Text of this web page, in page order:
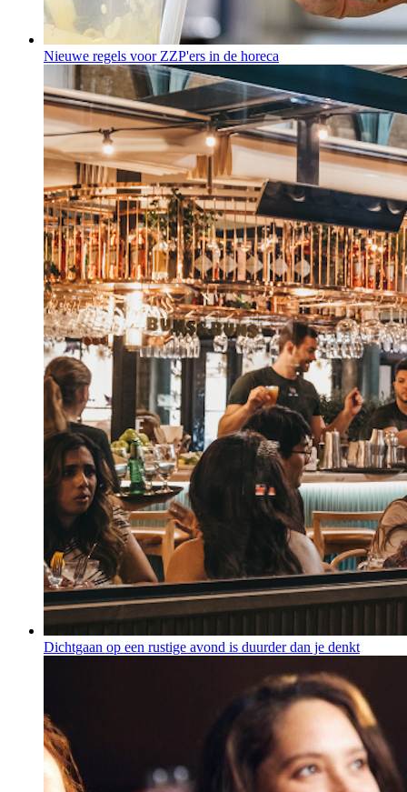
Nieuwe regels voor ZZP'ers in de horeca
Dichtgaan op een rustige avond is duurder dan je denkt